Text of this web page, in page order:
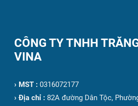
CÔNG TY TNHH
VINA
› MST :0316072177
›Địa chỉ :82A đường Dân Tộc,